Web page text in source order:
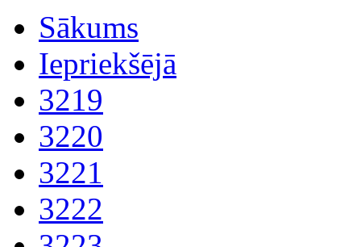
Sākums
Iepriekšējā
3219
3220
3221
3222